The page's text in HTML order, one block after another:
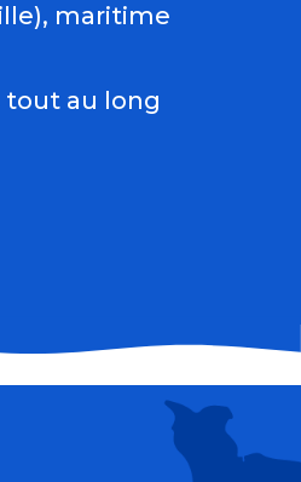
maritime
tout au long